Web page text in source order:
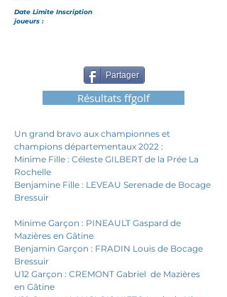
Date Limite Inscription
joueurs :
Partager
Résultats ffgolf
Un grand bravo aux championnes et
champions départementaux 2022 :
Minime Fille : Céleste GILBERT de la Prée La
Rochelle
Benjamine Fille : LEVEAU Serenade de Bocage
Bressuir
Minime Garçon : PINEAULT Gaspard de
Mazières en Gâtine
Benjamin Garçon : FRADIN Louis de Bocage
Bressuir
U12 Garçon : CREMONT Gabriel  de Mazières
en Gâtine